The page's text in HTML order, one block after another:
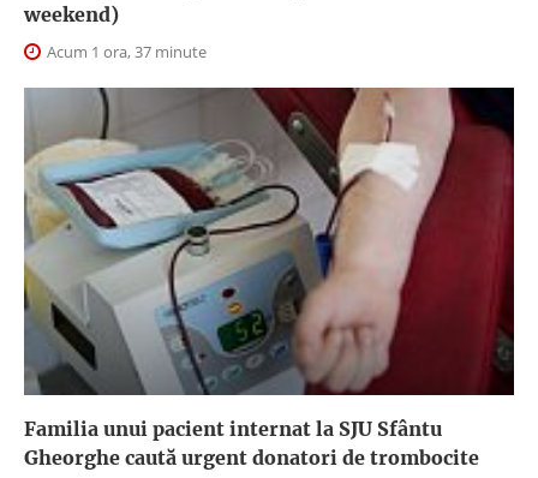
weekend)
Acum 1 ora, 37 minute
Familia unui pacient internat la SJU Sfântu
Gheorghe caută urgent donatori de trombocite